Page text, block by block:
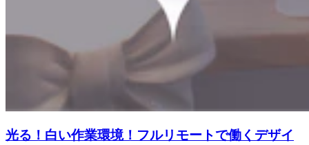
光る！白い作業環境！フルリモートで働くデザイ